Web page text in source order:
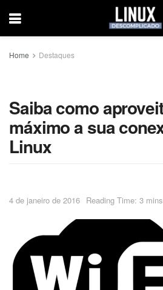
Home Destaques
Saiba como
máximo a sua
Linux
4 de janeiro de 2016 Reading Time: 3